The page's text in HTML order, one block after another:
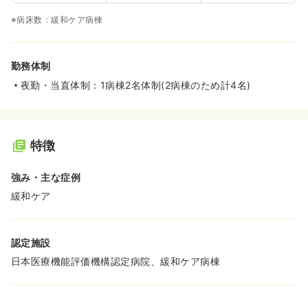
※病床数：緩和ケア病棟
勤務体制
夜勤・当直体制：1病棟2名体制(2病棟のため計4名)
特徴
強み・主な症例
緩和ケア
認定施設
日本医療機能評価機構認定病院、緩和ケア病棟